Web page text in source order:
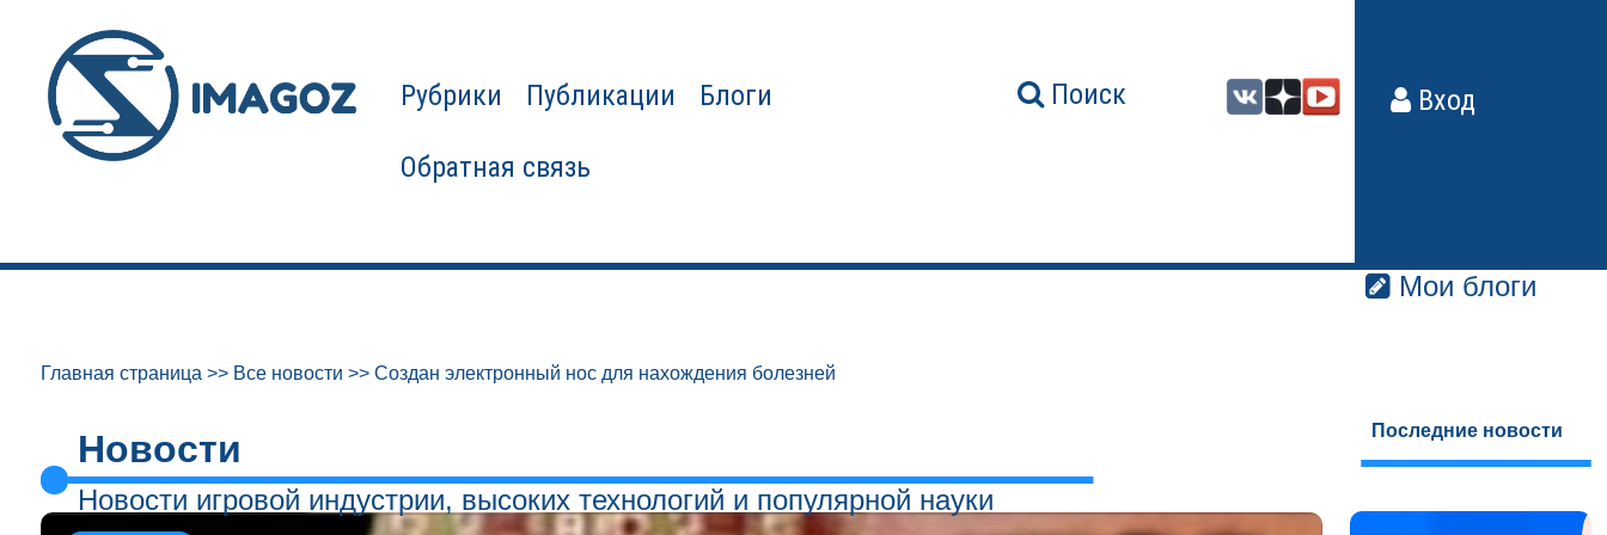
Рубрики Публикации Блоги
Обратная связь
Поиск Вход
Мои блоги
Главная страница >> Все новости >> Создан электронный нос для нахождения болезней
Новости
Новости игровой индустрии, высоких технологий и популярной науки
Последние новости